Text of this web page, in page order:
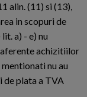
alin. (11) si (13),
in scopuri de
a) - e) nu
achizitiilor
nu au
de plata a TVA